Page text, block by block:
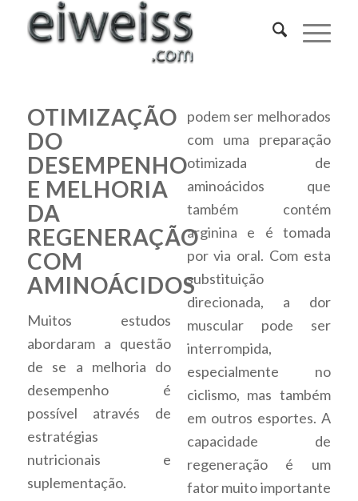
OTIMIZAÇÃO
DO
DESEMPENHO
E MELHORIA
DA
REGENERAÇÃO
COM
AMINOÁCIDOS
Muitos estudos
abordaram a questão
de se a melhoria do
desempenho é
possível através de
estratégias
nutricionais e
suplementação.
podem ser melhorados
com uma preparação
otimizada de
aminoácidos que
também contém
arginina e é tomada
por via oral. Com esta
substituição
direcionada, a dor
muscular pode ser
interrompida,
especialmente no
ciclismo, mas também
em outros esportes. A
capacidade de
regeneração é um
fator muito importante